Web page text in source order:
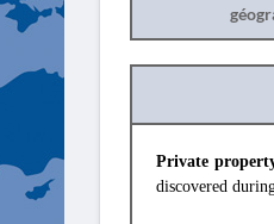
Private
discovered